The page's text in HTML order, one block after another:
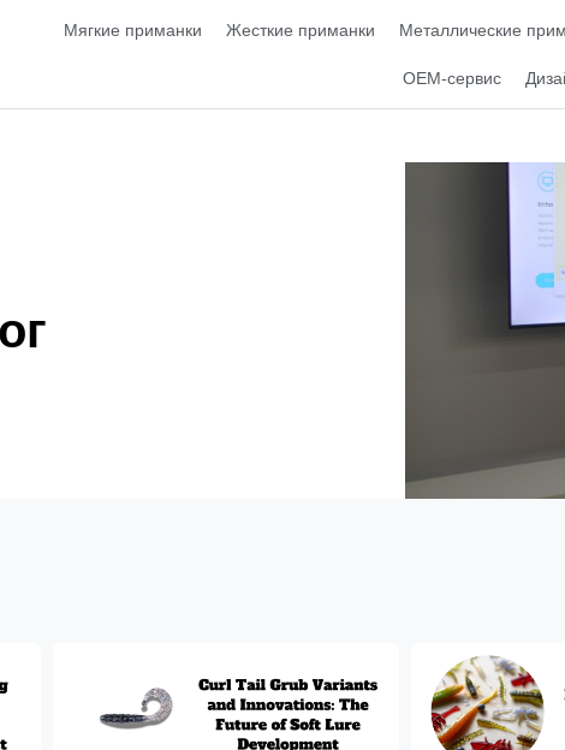
Мягкие приманки Жесткие приманки Металлические
OEM-сервис